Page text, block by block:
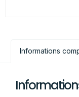
Informations